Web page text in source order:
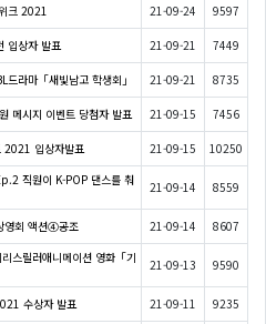
크 2021 21-09-24 9597
입상자 발표 21-09-21 7449
드라마「새빛남고 학생회」 21-09-21 8735
메시지 이벤트 당첨자 발표 21-09-15 7456
2021 입상자발표 21-09-15 10250
직원이 K-POP 댄스를 춰
21-09-14 8559
영회 액션④공조 21-09-14 8607
스릴러애니메이션 영화「기
21-09-13 9590
수상자 발표 21-09-11 9235